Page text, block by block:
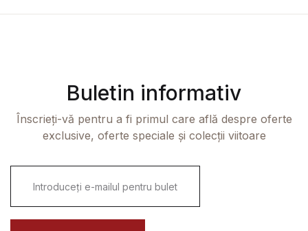
Buletin informativ
Înscrieți-vă pentru a fi primul care află despre oferte
exclusive, oferte speciale și colecții viitoare
i
l